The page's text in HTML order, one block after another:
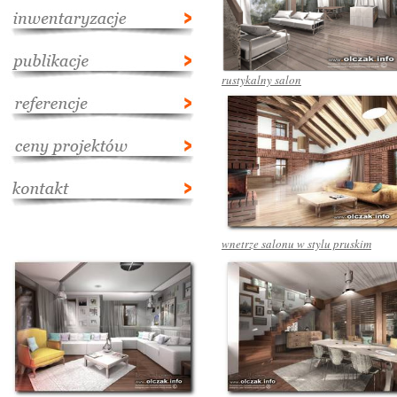
rustykalny salon
wnetrze salonu w stylu pruskim